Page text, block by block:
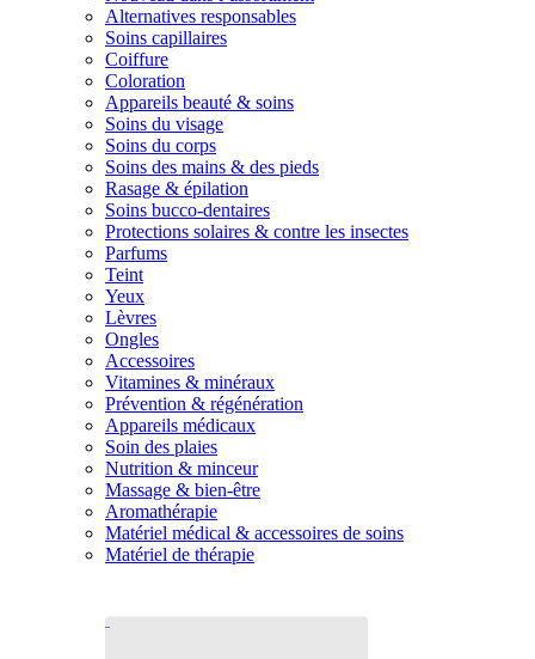
Alternatives responsables
Soins capillaires
Coiffure
Coloration
Appareils beauté & soins
Soins du visage
Soins du corps
Soins des mains & des pieds
Rasage & épilation
Soins bucco-dentaires
Protections solaires & contre les insectes
Parfums
Teint
Yeux
Lèvres
Ongles
Accessoires
Vitamines & minéraux
Prévention & régénération
Appareils médicaux
Soin des plaies
Nutrition & minceur
Massage & bien-être
Aromathérapie
Matériel médical & accessoires de soins
Matériel de thérapie